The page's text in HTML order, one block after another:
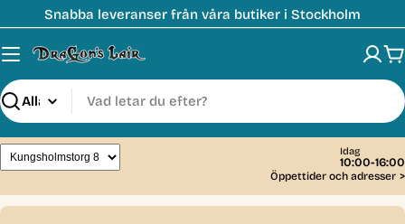
till
innehåll
Snabba leveranser från våra butiker i Stockholm
Sök
Idag
10:00-16:00
Öppettider och adresser >